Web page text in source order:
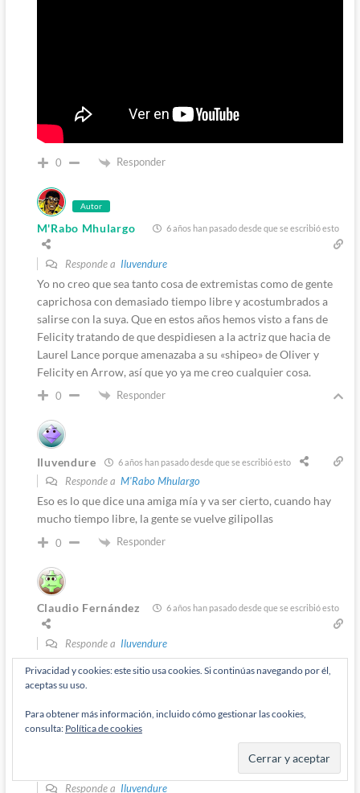
0 Responder
Autor
M'Rabo Mhulargo 6 años han pasado desde que se escribió esto
Responde a Iluvendure
Yo no creo que sea tanto cosa de extremistas como de gente
caprichosa con demasiado tiempo libre y acostumbrados a
salirse con la suya. Que en estos años hemos visto a fans de
Felicity tratando de que despidiesen a la actriz que hacia de
Laurel Lance porque amenazaba a su «shipeo» de Oliver y
Felicity en Arrow, así que yo ya me creo cualquier cosa.
0 Responder
Iluvendure 6 años han pasado desde que se escribió esto
Responde a M'Rabo Mhulargo
Eso es lo que dice una amiga mía y va ser cierto, cuando hay
mucho tiempo libre, la gente se vuelve gilipollas
0 Responder
Claudio Fernández 6 años han pasado desde que se escribió esto
Responde a Iluvendure
Verdad
0
6 años han pasado desde que se escribió esto
Responde a Iluvendure
Privacidad y cookies: este sitio usa cookies. Si continúas navegando por él,
aceptas su uso.
Para obtener más información, incluido cómo gestionar las cookies,
consulta: Política de cookies